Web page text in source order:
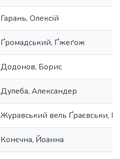
Гарань, Олексій
Ґромадський, Ґжеґож
Додонов, Борис
Дулеба, Александер
Журавський вель Ґраєвськи,
Конєчна, Йоанна